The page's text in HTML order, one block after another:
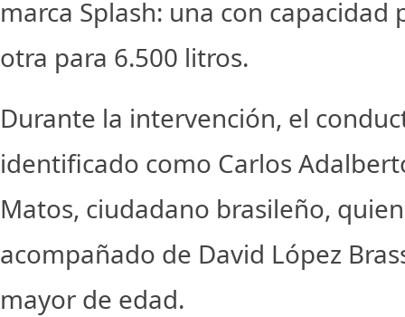
marca Splash: una con capacidad
otra para 6.500 litros.
Durante la intervención, el
identificado como Carlos
Matos, ciudadano brasileño,
acompañado de David López
mayor de edad.